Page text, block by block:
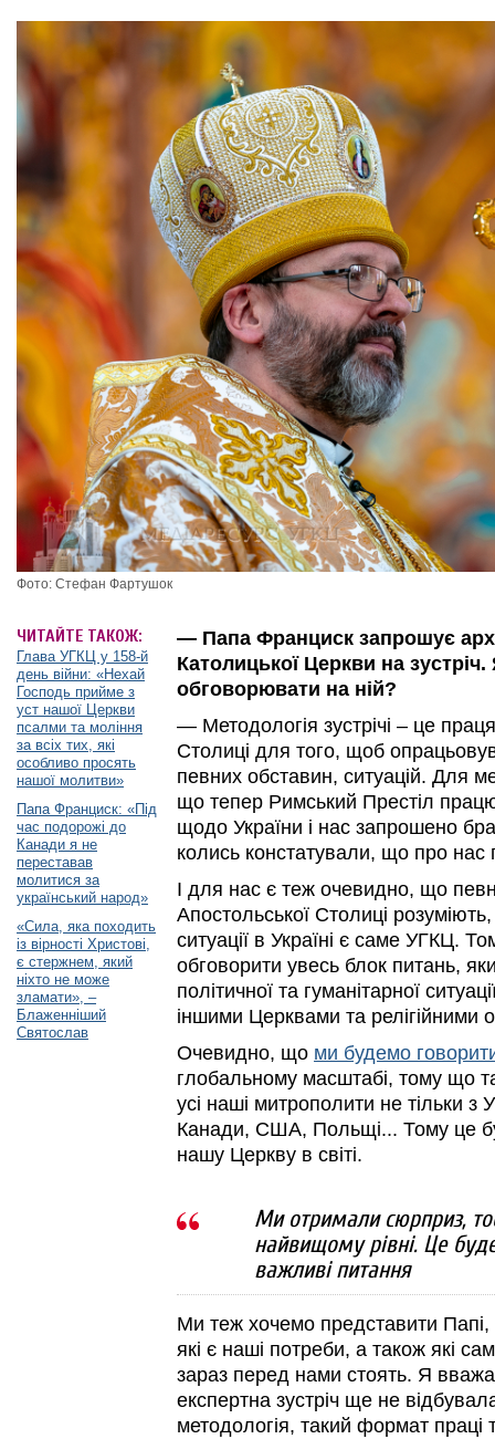
Фото: Стефан Фартушок
ЧИТАЙТЕ ТАКОЖ:
Глава УГКЦ у 158-й
день війни: «Нехай
Господь прийме з
уст нашої Церкви
псалми та моління
за всіх тих, які
особливо просять
нашої молитви»
Папа Франциск: «Під
час подорожі до
Канади я не
переставав
молитися за
український народ»
«Сила, яка походить
із вірності Христові,
є стержнем, який
ніхто не може
зламати», –
Блаженніший
Святослав
— Папа Франциск запрошує
Католицької Церкви на
обговорювати на ній?
— Методологія зустрічі – це
Столиці для того, щоб
певних обставин, ситуацій. Для
що тепер Римський Престіл
щодо України і нас запрошено
колись констатували, що про нас
І для нас є теж очевидно, що
Апостольської Столиці
ситуації в Україні є саме УГКЦ.
обговорити увесь блок питань,
політичної та гуманітарної
іншими Церквами та релігійними
Очевидно, що ми будемо
глобальному масштабі, тому що
усі наші митрополити не тільки з
Канади, США, Польщі... Тому це
нашу Церкву в світі.
Ми отримали сюрприз,
найвищому рівні. Це
важливі питання
Ми теж хочемо представити
які є наші потреби, а також які
зараз перед нами стоять. Я
експертна зустріч ще не
методологія, такий формат праці